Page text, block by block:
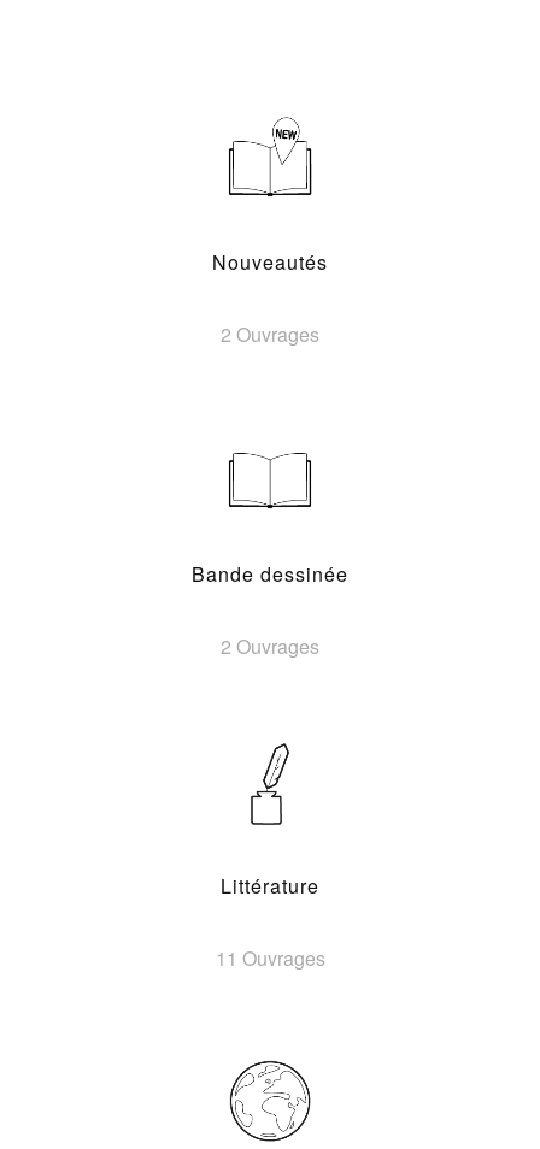
Nouveautés
2 Ouvrages
Bande dessinée
2 Ouvrages
Littérature
11 Ouvrages